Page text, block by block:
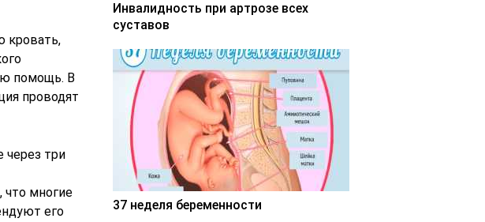
кровать,
помощь. В
проводят
через три
что многие
его
Инвалидность при артрозе всех
суставов
37 неделя беременности